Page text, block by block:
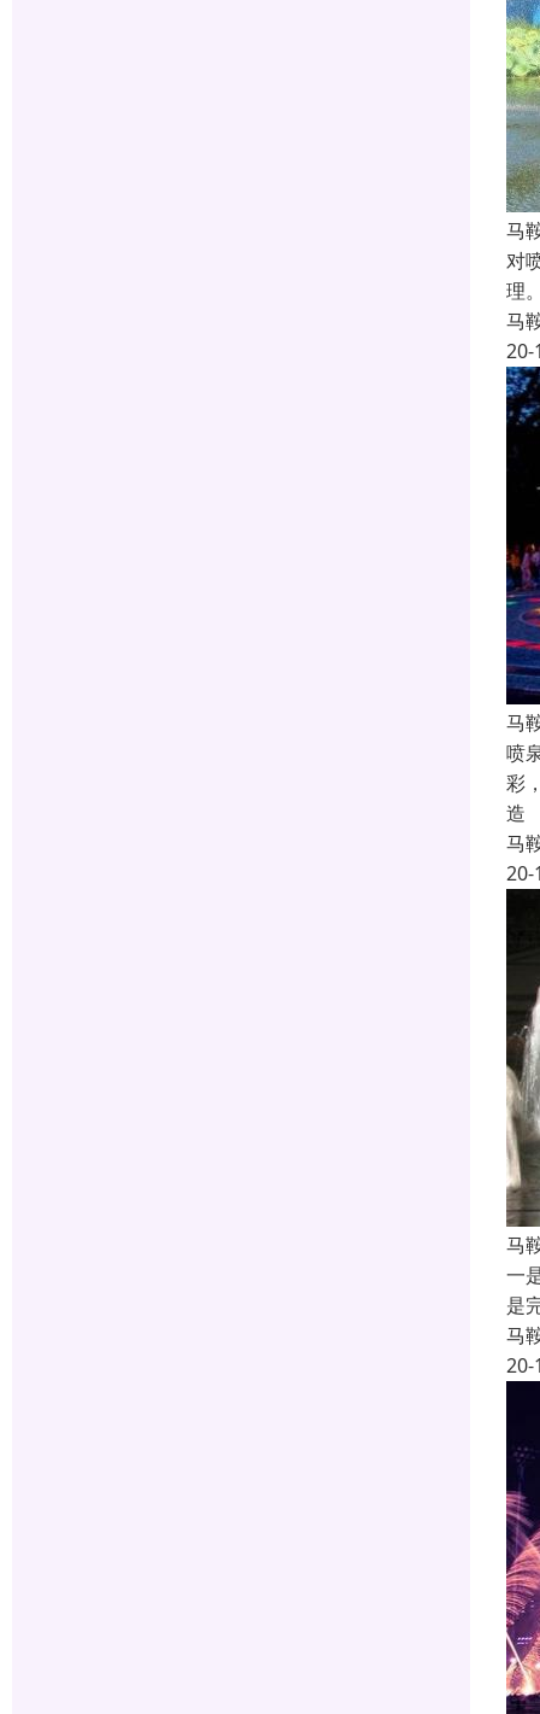
马
对
理
马
20-
马
喷
彩
造
马
20-
马
一
是
马
20-